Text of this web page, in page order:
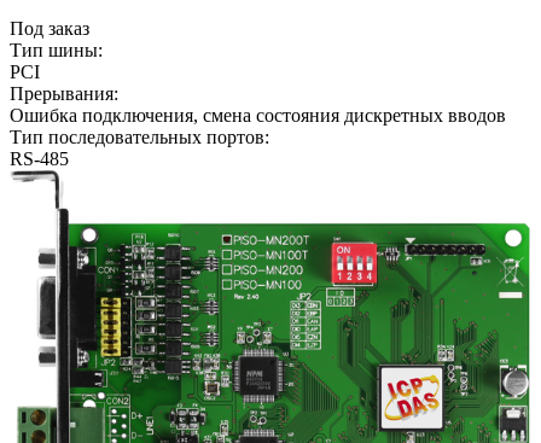
Под заказ
Тип шины:
PCI
Прерывания:
Ошибка подключения, смена состояния дискретных вводов
Тип последовательных портов:
RS-485